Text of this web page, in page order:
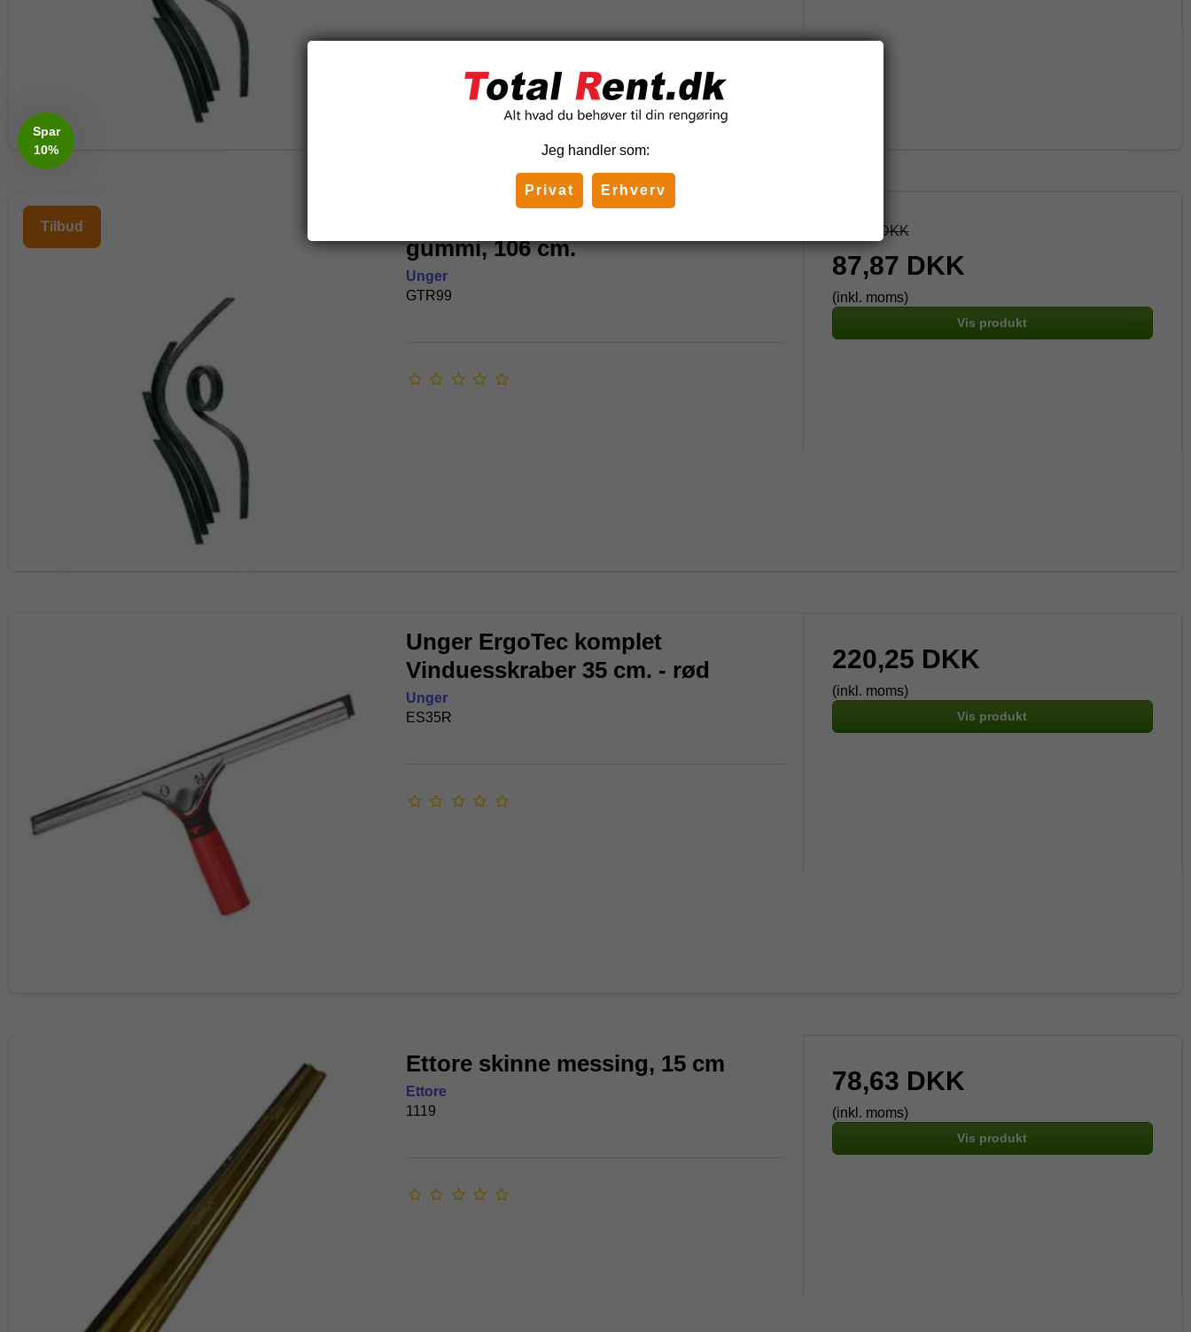
Tilbud
gummi, 106 cm.
Unger
GTR99
103,38 DKK
87,87 DKK
(inkl. moms)
Vis produkt
Unger ErgoTec komplet
Vinduesskraber 35 cm. - rød
Unger
ES35R
220,25 DKK
(inkl. moms)
Vis produkt
Ettore skinne messing, 15 cm
Ettore
1119
78,63 DKK
(inkl. moms)
Vis produkt
Jeg handler som:
Privat Erhverv
Spar
10%